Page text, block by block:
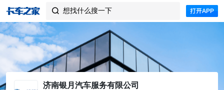
 想找什么搜一下
济南银月汽车服务有限公司